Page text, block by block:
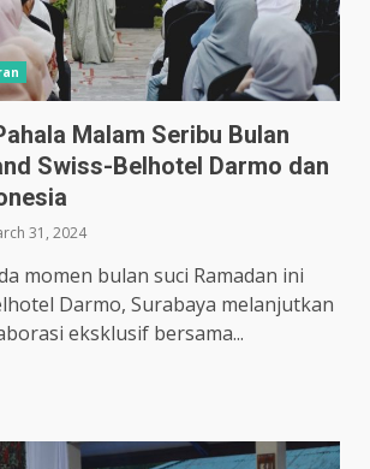
Malam Seribu Bulan
Swiss-Belhotel Darmo dan
31, 2024
momen bulan suci Ramadan ini
Darmo, Surabaya melanjutkan
eksklusif bersama...